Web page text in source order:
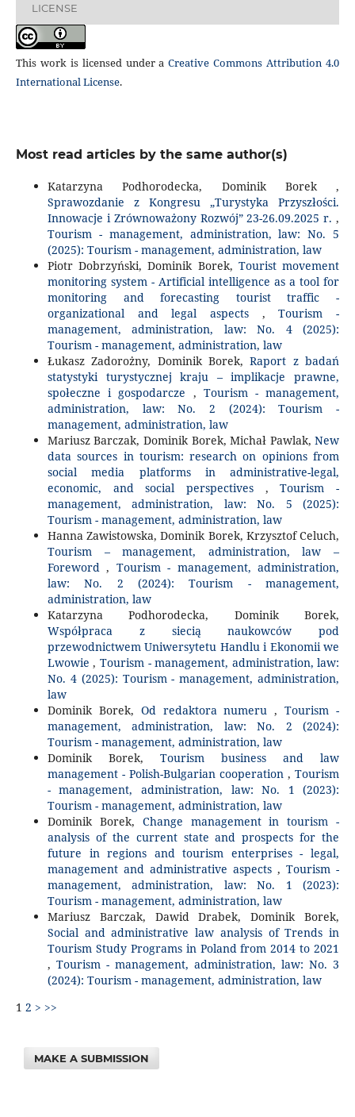
LICENSE
This work is licensed under aCreative Commons Attribution 4.0
International License.
Most read articles by the same author(s)
Katarzyna Podhorodecka, Dominik Borek ,
Sprawozdanie z Kongresu „Turystyka Przyszłości.
Innowacje i Zrównoważony Rozwój” 23-26.09.2025 r.,
Tourism - management, administration, law: No. 5
(2025): Tourism - management, administration, law
Piotr Dobrzyński, Dominik Borek, Tourist movement
monitoring system - Artificial intelligence as a tool for
monitoring and forecasting tourist traffic -
organizational and legal aspects ,Tourism -
management, administration, law: No. 4 (2025):
Tourism - management, administration, law
Łukasz Zadorożny, Dominik Borek,Raport z badań
statystyki turystycznej kraju – implikacje prawne,
społeczne i gospodarcze , Tourism - management,
administration, law: No. 2 (2024): Tourism -
management, administration, law
Mariusz Barczak, Dominik Borek, Michał Pawlak,New
data sources in tourism: research on opinions from
social media platforms in administrative-legal,
economic, and social perspectives ,Tourism -
management, administration, law: No. 5 (2025):
Tourism - management, administration, law
Hanna Zawistowska, Dominik Borek, Krzysztof Celuch,
Tourism – management, administration, law –
Foreword, Tourism - management, administration,
law: No. 2 (2024): Tourism - management,
administration, law
Katarzyna Podhorodecka, Dominik Borek,
Współpraca z siecią naukowców pod
przewodnictwem Uniwersytetu Handlu i Ekonomii we
Lwowie, Tourism - management, administration, law:
No. 4 (2025): Tourism - management, administration,
law
Dominik Borek, Od redaktora numeru,Tourism -
management, administration, law: No. 2 (2024):
Tourism - management, administration, law
Dominik Borek, Tourism business and law
management - Polish-Bulgarian cooperation,Tourism
- management, administration, law: No. 1 (2023):
Tourism - management, administration, law
Dominik Borek, Change management in tourism -
analysis of the current state and prospects for the
future in regions and tourism enterprises - legal,
management and administrative aspects,Tourism -
management, administration, law: No. 1 (2023):
Tourism - management, administration, law
Mariusz Barczak, Dawid Drabek, Dominik Borek,
Social and administrative law analysis of Trends in
Tourism Study Programs in Poland from 2014 to 2021
, Tourism - management, administration, law: No. 3
(2024): Tourism - management, administration, law
1 2 > >>
MAKE A SUBMISSION